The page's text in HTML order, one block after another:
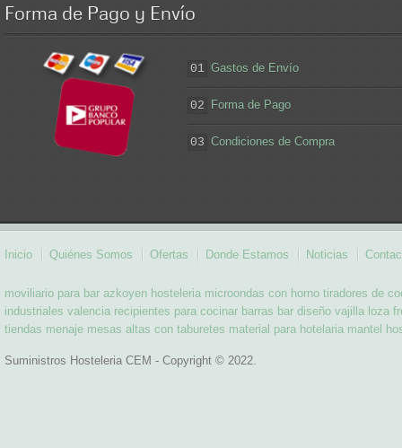
Forma de Pago y Envío
01 Gastos de Envío
02 Forma de Pago
03 Condiciones de Compra
Inicio Quiénes Somos Ofertas Donde Estamos Noticias
moviliario para bar azkoyen hosteleria microondas con horno tiradores de
industriales valencia recipientes para cocinar barras bar diseño vajilla loza
tiendas menaje mesas altas con taburetes material para hotelaria mantel
Suministros Hosteleria CEM - Copyright © 2022.